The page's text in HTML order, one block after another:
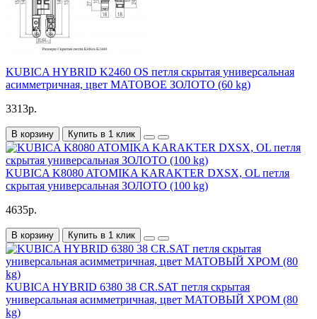
KUBICA HYBRID K2460 OS петля скрытая универсальная
асимметричная, цвет МАТОВОЕ ЗОЛОТО (60 kg)
3313р.
В корзину Купить в 1 клик
KUBICA K8080 ATOMIKA KARAKTER DXSX, OL петля
скрытая универсальная ЗОЛОТО (100 kg)
4635р.
В корзину Купить в 1 клик
KUBICA HYBRID 6380 38 CR.SAT петля скрытая
универсальная асимметричная, цвет МАТОВЫЙ ХРОМ (80
kg)